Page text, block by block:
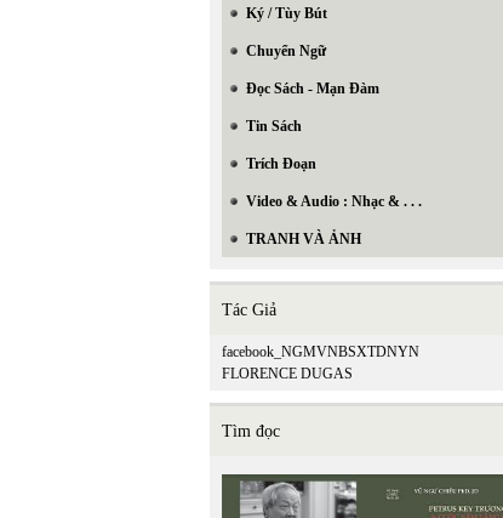
Ký / Tùy Bút
Chuyển Ngữ
Đọc Sách - Mạn Đàm
Tin Sách
Trích Đoạn
Video & Audio : Nhạc & . . .
TRANH VÀ ẢNH
Tác Giả
facebook_NGMVNBSXTDNYN
FLORENCE DUGAS
Tìm đọc